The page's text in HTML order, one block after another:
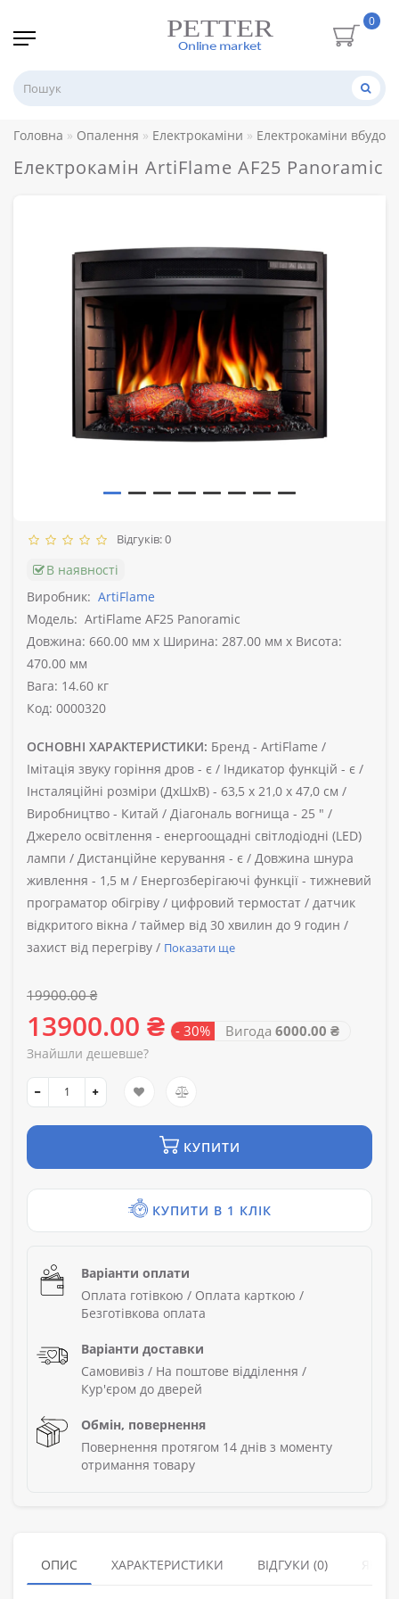
0
Головна Опалення Електрокаміни Електрокаміни
Електрокамін ArtiFlame AF25 Panoramic
Відгуків: 0
В наявності
Виробник: ArtiFlame
Модель: ArtiFlame AF25 Panoramic
Довжина: 660.00 мм x Ширина: 287.00 мм x Висота:
470.00 мм
Вага: 14.60 кг
Код: 0000320
ОСНОВНІ ХАРАКТЕРИСТИКИ: Бренд - ArtiFlame /
Імітація звуку горіння дров - є / Індикатор функцій - є /
Інсталяційні розміри (ДхШхВ) - 63,5 х 21,0 х 47,0 см /
Виробництво - Китай / Діагональ вогнища - 25 " /
Джерело освітлення - енергоощадні світлодіодні (LED)
лампи / Дистанційне керування - є / Довжина шнура
живлення - 1,5 м / Енергозберігаючі функції - тижневий
програматор обігріву / цифровий термостат / датчик
відкритого вікна / таймер від 30 хвилин до 9 годин /
захист від перегріву / Показати ще
19900.00 ₴
13900.00 ₴ - 30% Вигода 6000.00 ₴
Знайшли дешевше?
КУПИТИ
КУПИТИ В 1 КЛІК
Варіанти оплати
Оплата готівкою / Оплата карткою /
Безготівкова оплата
Варіанти доставки
Самовивіз / На поштове відділення /
Кур'єром до дверей
Обмін, повернення
Повернення протягом 14 днів з моменту
отримання товару
ОПИС ХАРАКТЕРИСТИКИ ВІДГУКИ (0)